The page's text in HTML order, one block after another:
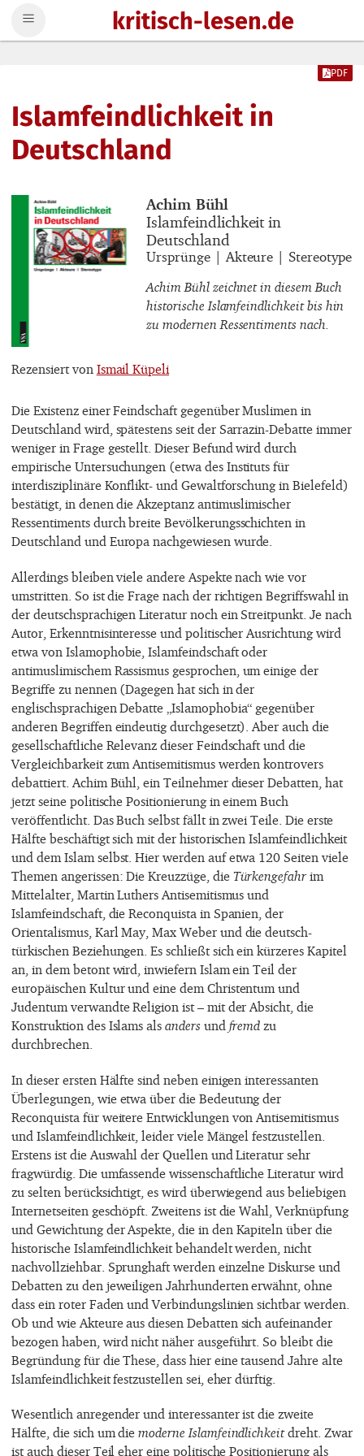
kritisch-lesen.de
Islamfeindlichkeit in
Deutschland
PDF
Buchautor_innen
Achim Bühl
Buchtitel
Islamfeindlichkeit in
Deutschland
Buchuntertitel
Ursprünge | Akteure | Stereotype
Achim Bühl zeichnet in diesem Buch
historische Islamfeindlichkeit bis hin
zu modernen Ressentiments nach.
Rezensiert von Ismail Küpeli
Die Existenz einer Feindschaft gegenüber Muslimen in
Deutschland wird, spätestens seit der Sarrazin-Debatte immer
weniger in Frage gestellt. Dieser Befund wird durch
empirische Untersuchungen (etwa des Instituts für
interdisziplinäre Konflikt- und Gewaltforschung in Bielefeld)
bestätigt, in denen die Akzeptanz antimuslimischer
Ressentiments durch breite Bevölkerungsschichten in
Deutschland und Europa nachgewiesen wurde.
Allerdings bleiben viele andere Aspekte nach wie vor
umstritten. So ist die Frage nach der richtigen Begriffswahl in
der deutschsprachigen Literatur noch ein Streitpunkt. Je nach
Autor, Erkenntnisinteresse und politischer Ausrichtung wird
etwa von Islamophobie, Islamfeindschaft oder
antimuslimischem Rassismus gesprochen, um einige der
Begriffe zu nennen (Dagegen hat sich in der
englischsprachigen Debatte „Islamophobia“ gegenüber
anderen Begriffen eindeutig durchgesetzt). Aber auch die
gesellschaftliche Relevanz dieser Feindschaft und die
Vergleichbarkeit zum Antisemitismus werden kontrovers
debattiert. Achim Bühl, ein Teilnehmer dieser Debatten, hat
jetzt seine politische Positionierung in einem Buch
veröffentlicht. Das Buch selbst fällt in zwei Teile. Die erste
Hälfte beschäftigt sich mit der historischen Islamfeindlichkeit
und dem Islam selbst. Hier werden auf etwa 120 Seiten viele
Themen angerissen: Die Kreuzzüge, die Türkengefahrim
Mittelalter, Martin Luthers Antisemitismus und
Islamfeindschaft, die Reconquista in Spanien, der
Orientalismus, Karl May, Max Weber und die deutsch-
türkischen Beziehungen. Es schließt sich ein kürzeres Kapitel
an, in dem betont wird, inwiefern Islam ein Teil der
europäischen Kultur und eine dem Christentum und
Judentum verwandte Religion ist – mit der Absicht, die
Konstruktion des Islams alsanders und fremd zu
durchbrechen.
In dieser ersten Hälfte sind neben einigen interessanten
Überlegungen, wie etwa über die Bedeutung der
Reconquista für weitere Entwicklungen von Antisemitismus
und Islamfeindlichkeit, leider viele Mängel festzustellen.
Erstens ist die Auswahl der Quellen und Literatur sehr
fragwürdig. Die umfassende wissenschaftliche Literatur wird
zu selten berücksichtigt, es wird überwiegend aus beliebigen
Internetseiten geschöpft. Zweitens ist die Wahl, Verknüpfung
und Gewichtung der Aspekte, die in den Kapiteln über die
historische Islamfeindlichkeit behandelt werden, nicht
nachvollziehbar. Sprunghaft werden einzelne Diskurse und
Debatten zu den jeweiligen Jahrhunderten erwähnt, ohne
dass ein roter Faden und Verbindungslinien sichtbar werden.
Ob und wie Akteure aus diesen Debatten sich aufeinander
bezogen haben, wird nicht näher ausgeführt. So bleibt die
Begründung für die These, dass hier eine tausend Jahre alte
Islamfeindlichkeit festzustellen sei, eher dürftig.
Wesentlich anregender und interessanter ist die zweite
Hälfte, die sich um diemoderne Islamfeindlichkeitdreht. Zwar
ist auch dieser Teil eher eine politische Positionierung als